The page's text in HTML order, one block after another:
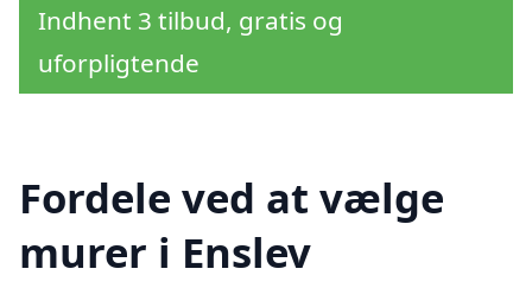
Indhent 3 tilbud, gratis og
uforpligtende
Fordele ved at vælge
murer i Enslev